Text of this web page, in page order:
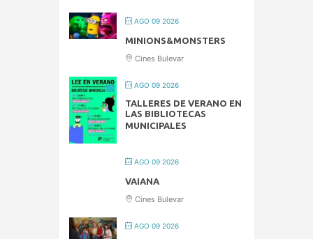
AGO 09 2026
MINIONS&MONSTERS
Cines Bulevar
AGO 09 2026
TALLERES DE VERANO EN
LAS BIBLIOTECAS
MUNICIPALES
AGO 09 2026
VAIANA
Cines Bulevar
AGO 09 2026